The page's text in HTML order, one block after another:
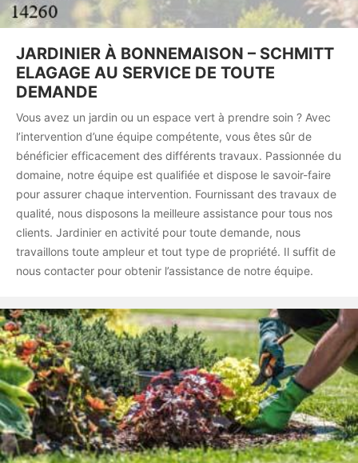
JARDINIER À BONNEMAISON – SCHMITT
ELAGAGE AU SERVICE DE TOUTE
DEMANDE
Vous avez un jardin ou un espace vert à prendre soin ? Avec
l’intervention d’une équipe compétente, vous êtes sûr de
bénéficier efficacement des différents travaux. Passionnée du
domaine, notre équipe est qualifiée et dispose le savoir-faire
pour assurer chaque intervention. Fournissant des travaux de
qualité, nous disposons la meilleure assistance pour tous nos
clients. Jardinier en activité pour toute demande, nous
travaillons toute ampleur et tout type de propriété. Il suffit de
nous contacter pour obtenir l’assistance de notre équipe.